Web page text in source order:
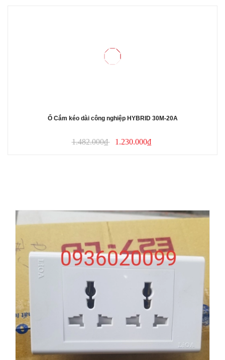
Ổ Cắm kéo dài công nghiệp HYBRID 30M-20A
1.482.000₫ 1.230.000₫